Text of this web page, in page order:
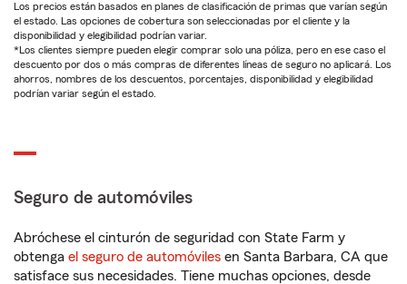
Los precios están basados en planes de clasificación de primas que varían según
el estado. Las opciones de cobertura son seleccionadas por el cliente y la
disponibilidad y elegibilidad podrían variar.
*Los clientes siempre pueden elegir comprar solo una póliza, pero en ese caso el
descuento por dos o más compras de diferentes líneas de seguro no aplicará. Los
ahorros, nombres de los descuentos, porcentajes, disponibilidad y elegibilidad
podrían variar según el estado.
Seguro de automóviles
Abróchese el cinturón de seguridad con State Farm y
obtenga el seguro de automóviles en Santa Barbara, CA que
satisface sus necesidades. Tiene muchas opciones, desde